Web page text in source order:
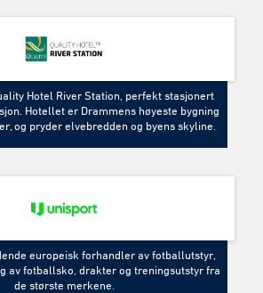
Hotel River Station, perfekt stasjonert
Hotellet er Drammens høyeste bygning
og pryder elvebredden og byens skyline.
europeisk forhandler av fotballutstyr,
av fotballsko, drakter og treningsutstyr fra
de største merkene.